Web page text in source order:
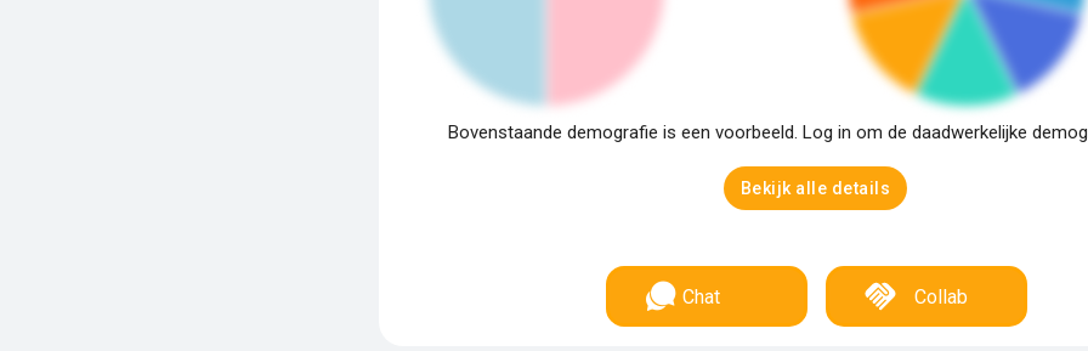
Bovenstaande demografie is een voorbeeld. Log in om de daadwerkelijke
Bekijk alle details
Chat Collab